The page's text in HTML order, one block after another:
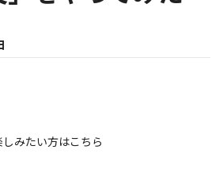
みたい方はこちら